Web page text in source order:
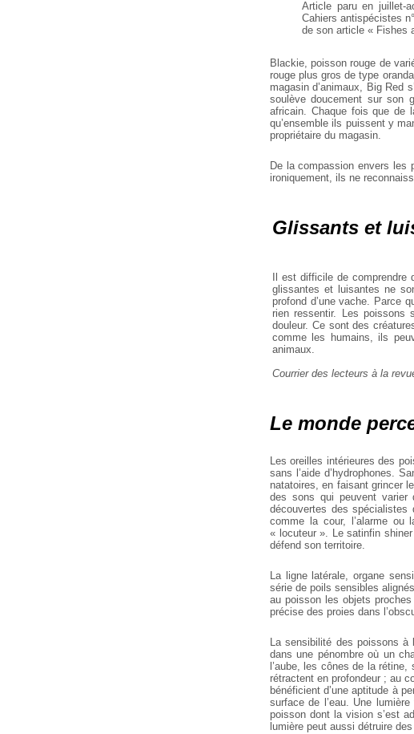
Article paru en juillet-
Cahiers antispécistes
de son article « Fishes
Blackie, poisson rouge de
rouge plus gros de type
magasin d’animaux, Big Red
soulève doucement sur son
africain. Chaque fois que de
qu’ensemble ils puissent y
propriétaire du magasin.
De la compassion envers les
ironiquement, ils ne
Glissants et
Il est difficile de
glissantes et luisantes ne
profond d’une vache. Parce
rien ressentir. Les poissons
douleur. Ce sont des
comme les humains, ils
animaux.
Courrier des lecteurs à la
Le monde
Les oreilles intérieures des
sans l’aide d’hydrophones.
natatoires, en faisant grincer
des sons qui peuvent varier
découvertes des
comme la cour, l’alarme ou
« locuteur ». Le satinfin
défend son territoire.
La ligne latérale, organe
série de poils sensibles
au poisson les objets
précise des proies dans
La sensibilité des poissons à
dans une pénombre où un
l’aube, les cônes de la
rétractent en profondeur ; au
bénéficient d’une aptitude à
surface de l’eau. Une
poisson dont la vision s’est
lumière peut aussi détruire